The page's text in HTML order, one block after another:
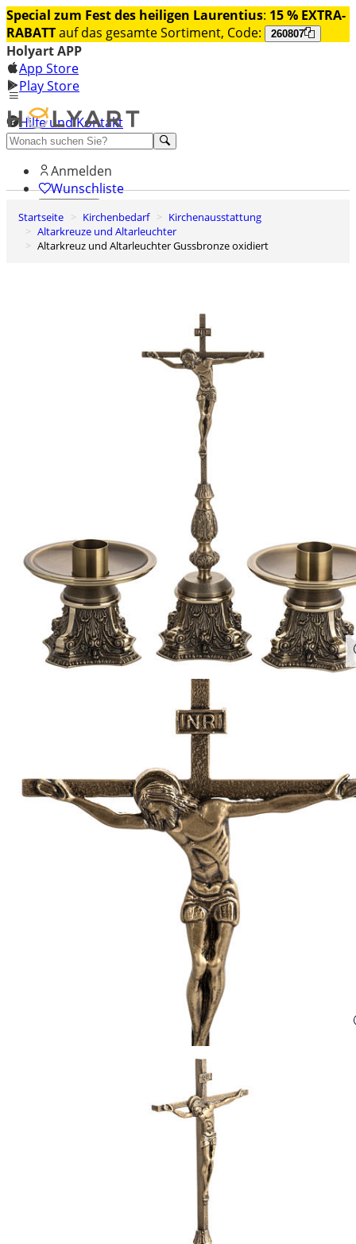
Special zum Fest des heiligen Laurentius: 15 % EXTRA-
RABATTauf das gesamte Sortiment, Code: 260807
Holyart APP
App Store
Play Store
Hilfe und Kontakt
Entdecken Sie Premium
Anmelden
Wunschliste
0
Warenkorb
Startseite Kirchenbedarf
Kirchenausstattung
Altarkreuze und Altarleuchter
Altarkreuz und Altarleuchter Gussbronze oxidiert